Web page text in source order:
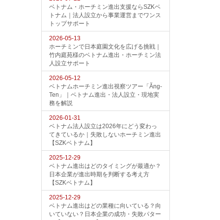
ベトナム・ホーチミン進出支援ならSZKベ
トナム｜法人設立から事業運営までワンス
トップサポート
2026-05-13
ホーチミンで日本庭園文化を広げる挑戦｜
竹内庭苑様のベトナム進出・ホーチミン法
人設立サポート
2026-05-12
ベトナムホーチミン進出視察ツアー「Ăng-
Ten」｜ベトナム進出・法人設立・現地実
務を解説
2026-01-31
ベトナム法人設立は2026年にどう変わっ
てきているか｜失敗しないホーチミン進出
【SZKベトナム】
2025-12-29
ベトナム進出はどのタイミングが最適か？
日本企業が進出時期を判断する考え方
【SZKベトナム】
2025-12-29
ベトナム進出はどの業種に向いている？向
いていない？日本企業の成功・失敗パター